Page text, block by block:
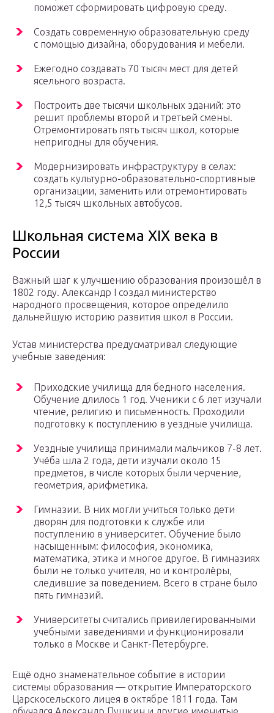
поможет сформировать цифровую среду.
Создать современную образовательную среду
с помощью дизайна, оборудования и мебели.
Ежегодно создавать 70 тысяч мест для детей
ясельного возраста.
Построить две тысячи школьных зданий: это
решит проблемы второй и третьей смены.
Отремонтировать пять тысяч школ, которые
непригодны для обучения.
Модернизировать инфраструктуру в селах:
создать культурно-образовательно-спортивные
организации, заменить или отремонтировать
12,5 тысяч школьных автобусов.
Школьная система XIX века в
России
Важный шаг к улучшению образования произошёл в
1802 году. Александр I создал министерство
народного просвещения, которое определило
дальнейшую историю развития школ в России.
Устав министерства предусматривал следующие
учебные заведения:
Приходские училища для бедного населения.
Обучение длилось 1 год. Ученики с 6 лет изучали
чтение, религию и письменность. Проходили
подготовку к поступлению в уездные училища.
Уездные училища принимали мальчиков 7-8 лет.
Учёба шла 2 года, дети изучали около 15
предметов, в числе которых были черчение,
геометрия, арифметика.
Гимназии. В них могли учиться только дети
дворян для подготовки к службе или
поступлению в университет. Обучение было
насыщенным: философия, экономика,
математика, этика и многое другое. В гимназиях
были не только учителя, но и контролёры,
следившие за поведением. Всего в стране было
пять гимназий.
Университеты считались привилегированными
учебными заведениями и функционировали
только в Москве и Санкт-Петербурге.
Ещё одно знаменательное событие в истории
системы образования — открытие Императорского
Царскосельского лицея в октябре 1811 года. Там